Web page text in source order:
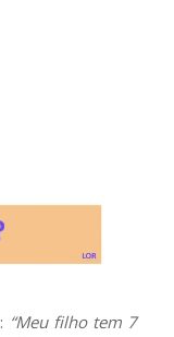
: “Meu filho tem 7